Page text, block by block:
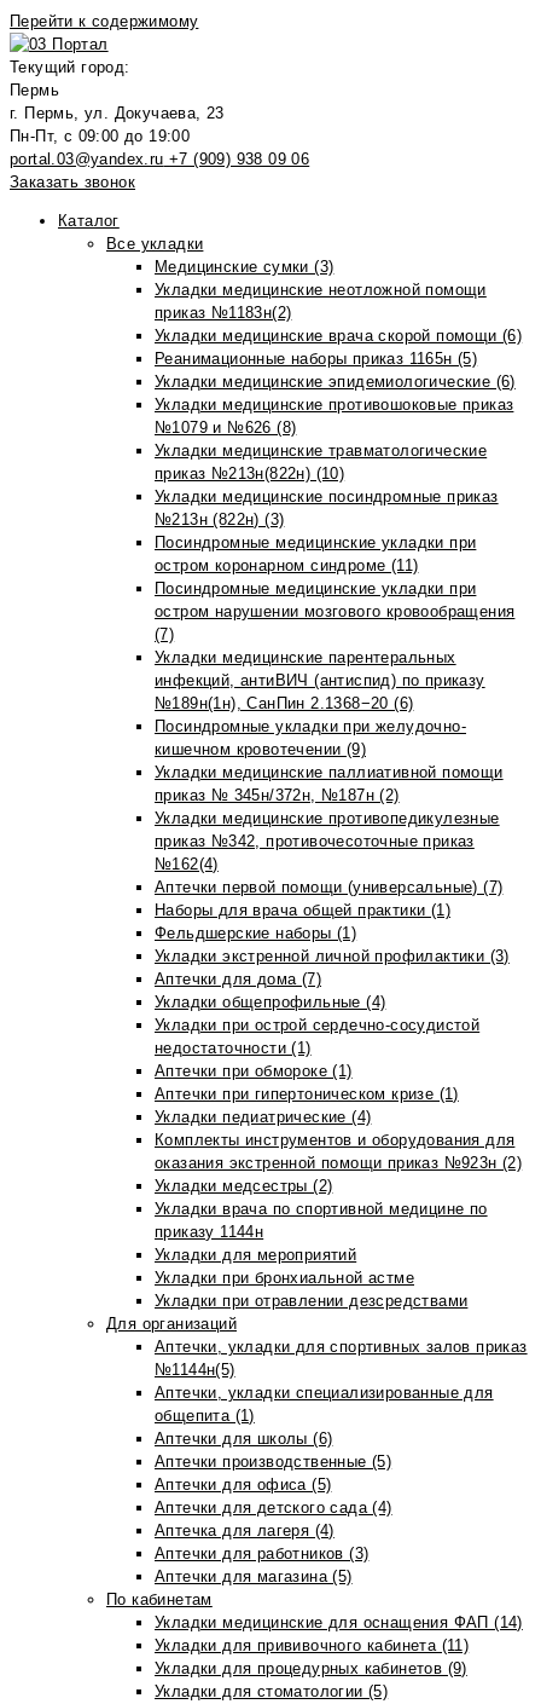
Перейти к содержимому
Текущий город:
Пермь
г. Пермь, ул. Докучаева, 23
Пн-Пт, с 09:00 до 19:00
portal.03@yandex.ru +7 (909) 938 09 06
Заказать звонок
Каталог
Все укладки
Медицинские сумки (3)
Укладки медицинские неотложной помощи
приказ №1183н(2)
Укладки медицинские врача скорой помощи (6)
Реанимационные наборы приказ 1165н (5)
Укладки медицинские эпидемиологические (6)
Укладки медицинские противошоковые приказ
№1079 и №626 (8)
Укладки медицинские травматологические
приказ №213н(822н) (10)
Укладки медицинские посиндромные приказ
№213н (822н) (3)
Посиндромные медицинские укладки при
остром коронарном синдроме (11)
Посиндромные медицинские укладки при
остром нарушении мозгового кровообращения
(7)
Укладки медицинские парентеральных
инфекций, антиВИЧ (антиспид) по приказу
№189н(1н), СанПин 2.1368−20 (6)
Посиндромные укладки при желудочно-
кишечном кровотечении (9)
Укладки медицинские паллиативной помощи
приказ № 345н/372н, №187н (2)
Укладки медицинские противопедикулезные
приказ №342, противочесоточные приказ
№162(4)
Аптечки первой помощи (универсальные) (7)
Наборы для врача общей практики (1)
Фельдшерские наборы (1)
Укладки экстренной личной профилактики (3)
Аптечки для дома (7)
Укладки общепрофильные (4)
Укладки при острой сердечно-сосудистой
недостаточности (1)
Аптечки при обмороке (1)
Аптечки при гипертоническом кризе (1)
Укладки педиатрические (4)
Комплекты инструментов и оборудования для
оказания экстренной помощи приказ №923н (2)
Укладки медсестры (2)
Укладки врача по спортивной медицине по
приказу 1144н
Укладки для мероприятий
Укладки при бронхиальной астме
Укладки при отравлении дезсредствами
Для организаций
Аптечки, укладки для спортивных залов приказ
№1144н(5)
Аптечки, укладки специализированные для
общепита (1)
Аптечки для школы (6)
Аптечки производственные (5)
Аптечки для офиса (5)
Аптечки для детского сада (4)
Аптечка для лагеря (4)
Аптечки для работников (3)
Аптечки для магазина (5)
По кабинетам
Укладки медицинские для оснащения ФАП (14)
Укладки для прививочного кабинета (11)
Укладки для процедурных кабинетов (9)
Укладки для стоматологии (5)